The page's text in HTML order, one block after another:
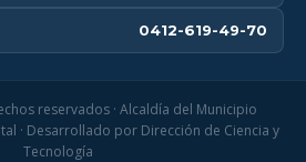
0412-619-49-70
reservados · Alcaldía del Municipio
· Desarrollado por Dirección de Ciencia y
Tecnología